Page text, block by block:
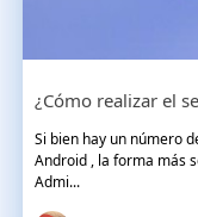
Si bien hay un número
Android , la forma más
Admi...